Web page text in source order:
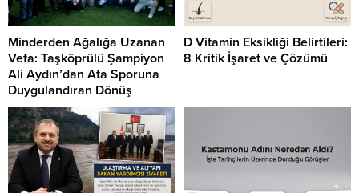
Minderden Ağalığa Uzanan
Vefa: Taşköprülü Şampiyon
Ali Aydın’dan Ata Sporuna
Duygulandıran Dönüş
D Vitamin Eksikliği Belirtileri:
8 Kritik İşaret ve Çözümü